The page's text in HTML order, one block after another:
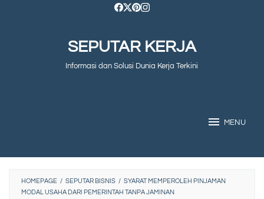
SEPUTAR KERJA
Informasi dan Solusi Dunia Kerja Terkini
MENU
HOMEPAGE / SEPUTAR BISNIS / SYARAT MEMPEROLEH PINJAMAN
MODAL USAHA DARI PEMERINTAH TANPA JAMINAN